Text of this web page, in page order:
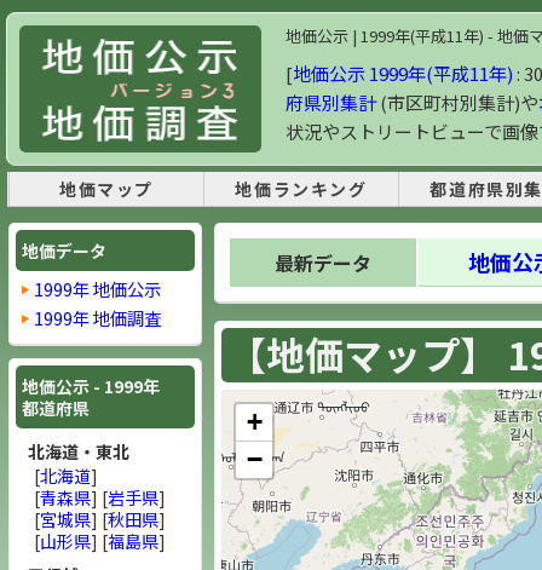
地価公示 | 1999年(平成11年) - 地価
[地価公示 1999年(平成11年) :
府県別集計(市区町村別集計)や
状況やストリートビューで画
地価マップ 地価ランキング 都道府県別
最新データ 地価
【地価マップ】
+
−
地価データ
1999年 地価公示
1999年 地価調査
地価公示 - 1999年
都道府県
北海道・東北
[北海道]
[青森県] [岩手県]
[宮城県] [秋田県]
[山形県] [福島県]